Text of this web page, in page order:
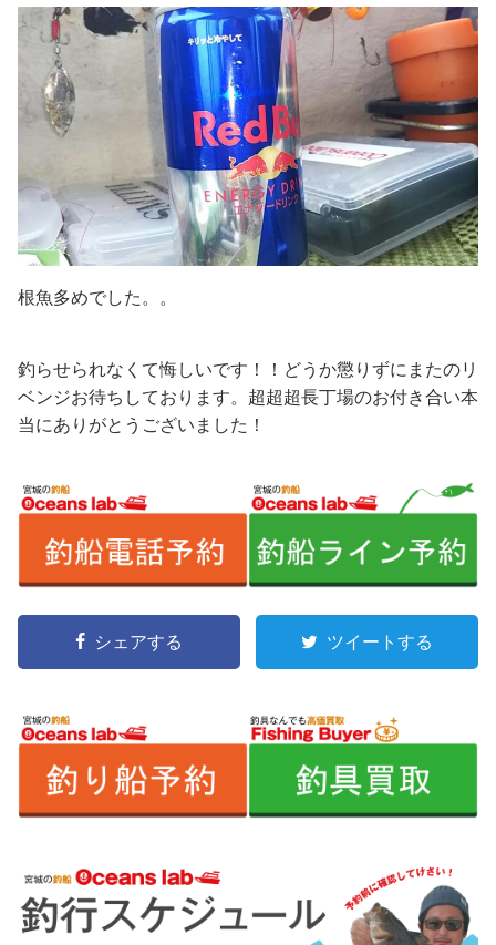
根魚多めでした。。
釣らせられなくて悔しいです！！どうか懲りずにまたのリ
ベンジお待ちしております。超超超長丁場のお付き合い本
当にありがとうございました！
シェアする ツイートする